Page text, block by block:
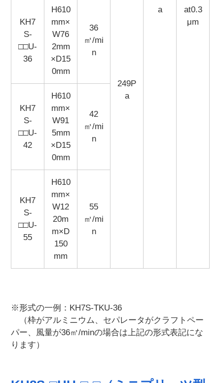
a
at0.3
μm
249P
a
KH7
S-
□□U-
36
H610
mm×
W76
2mm
×D15
0mm
36
㎥/mi
n
KH7
S-
□□U-
42
H610
mm×
W91
5mm
×D15
0mm
42
㎥/mi
n
KH7
S-
□□U-
55
H610
mm×
W12
20m
m×D
150
mm
55
㎥/mi
n
※形式の一例：KH7S-TKU-36
（枠がアルミニウム、セパレータがクラフトペー
パー、風量が36㎥/minの場合は上記の形式表記にな
ります）